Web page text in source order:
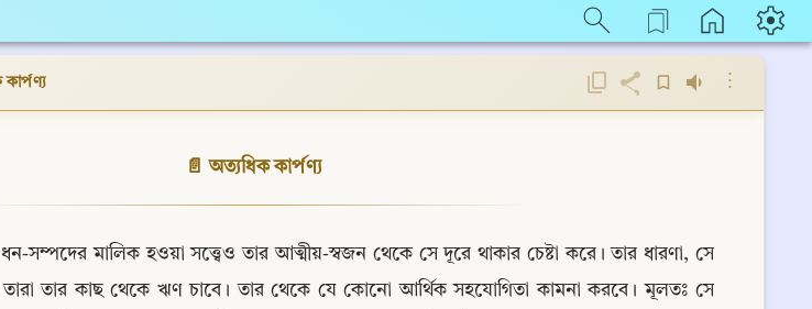
⋮
📄 অত্যধিক কার্পণ্য
মালিক হওয়া সত্ত্বেও তার আত্মীয়-স্বজন থেকে সে দূরে থাকার চেষ্টা করে। তার ধারণা, সে
তারা তার কাছ থেকে ঋণ চাবে। তার থেকে যে কোনো আর্থিক সহযোগিতা কামনা করবে। মূলতঃ সে